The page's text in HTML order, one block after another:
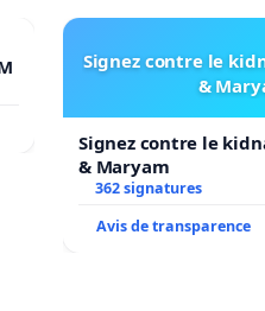
Signez contre le
&
Signez contre le
& Maryam
362 signatures
Avis de transparence